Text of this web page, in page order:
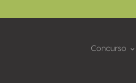
Concurso